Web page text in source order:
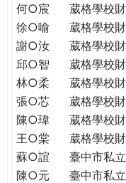
何○宸
葳格學校
徐○喻
葳格學校
謝○汝
葳格學校
邱○智
葳格學校
林○柔
葳格學校
張○芯
葳格學校
陳○瑋
葳格學校
王○棠
葳格學校
蘇○誼
臺中市私
陳○元
臺中市私